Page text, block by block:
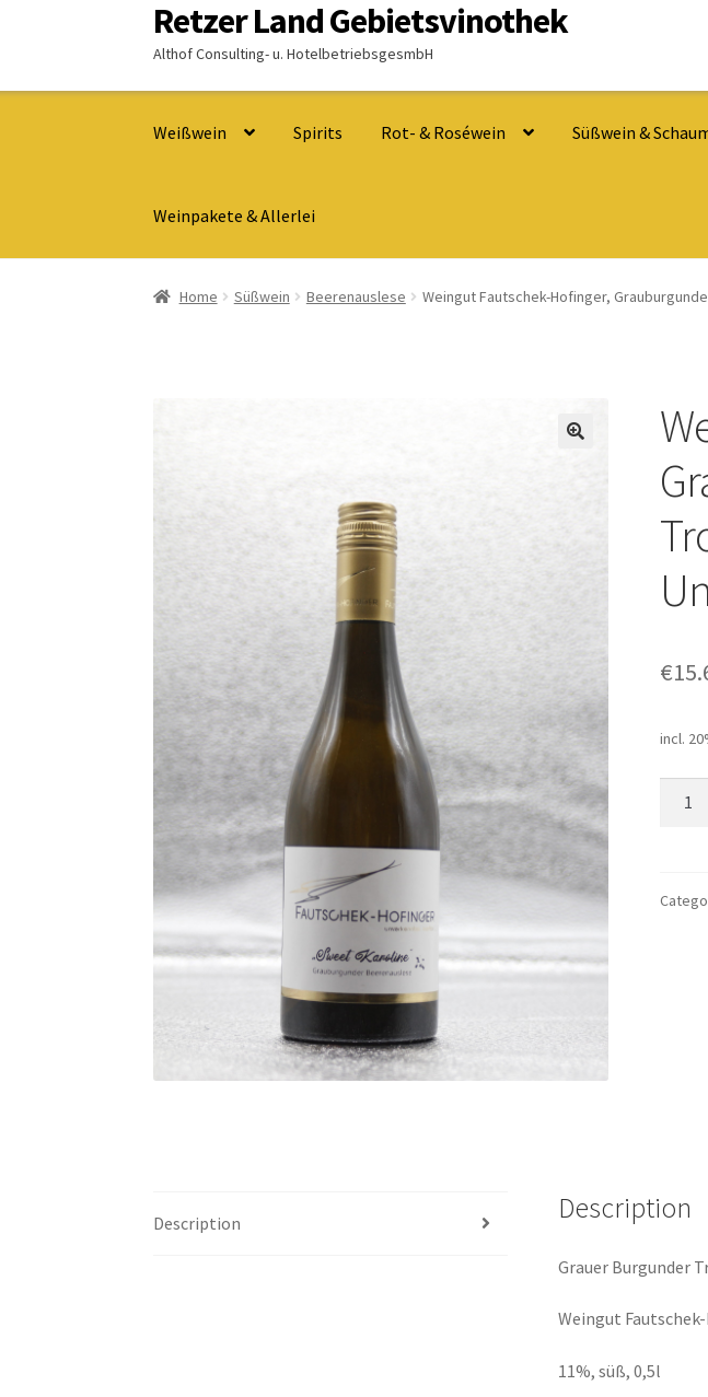
Zur
Navigation
Zum
Inhalt
Retzer Land Gebietsvinothek
Althof Consulting- u. HotelbetriebsgesmbH
Weißwein Spirits Rot- & Roséwein Süßwein &
Weinpakete & Allerlei
Home Süßwein Beerenauslese Weingut Fautschek-Hofinger,
€
incl.
Description Description
Grauer Burgunder
Weingut
11%, süß, 0,5l